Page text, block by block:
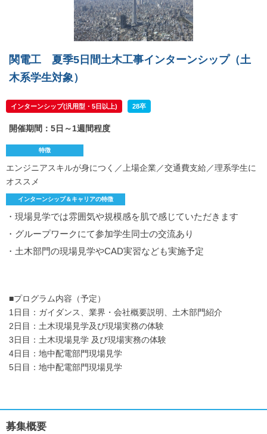
関電工 夏季5日間土木工事インターンシップ（土
木系学生対象）
インターンシップ(汎用型・5日以上) 28卒
開催期間：5日～1週間程度
特徴
エンジニアスキルが身につく／上場企業／交通費支給／理系学生に
オススメ
インターンシップ＆キャリアの特徴
・現場見学では雰囲気や規模感を肌で感じていただきます
・グループワークにて参加学生同士の交流あり
・土木部門の現場見学やCAD実習なども実施予定
■プログラム内容（予定）
1日目：ガイダンス、業界・会社概要説明、土木部門紹介
2日目：土木現場見学及び現場実務の体験
3日目：土木現場見学 及び現場実務の体験
4日目：地中配電部門現場見学
5日目：地中配電部門現場見学
募集概要